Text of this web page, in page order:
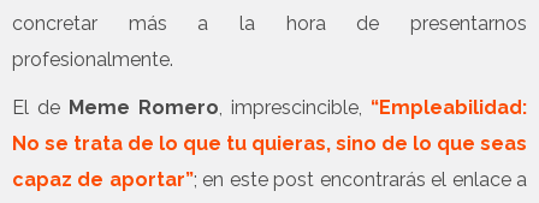
concretar más a la hora de presentarnos
profesionalmente.
El de Meme Romero, imprescincible, “Empleabilidad:
No se trata de lo que tu quieras, sino de lo que seas
capaz de aportar”; en este post encontrarás el enlace a